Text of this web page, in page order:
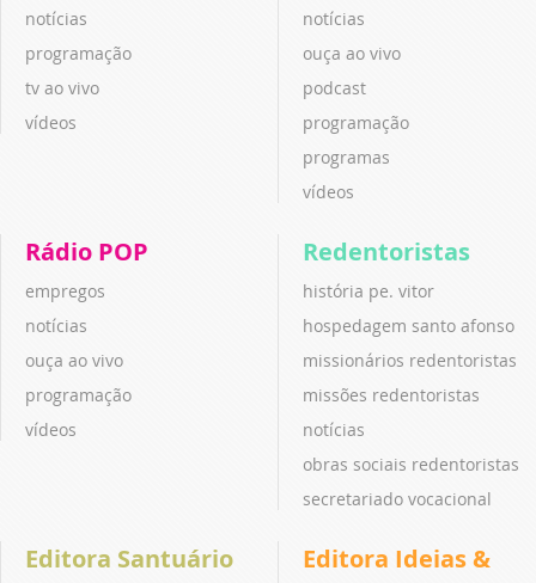
notícias
programação
tv ao vivo
vídeos
notícias
ouça ao vivo
podcast
programação
programas
vídeos
Rádio POP
empregos
notícias
ouça ao vivo
programação
vídeos
Redentoristas
história pe. vitor
hospedagem santo afonso
missionários redentoristas
missões redentoristas
notícias
obras sociais redentoristas
secretariado vocacional
Editora Santuário
Editora Ideias &